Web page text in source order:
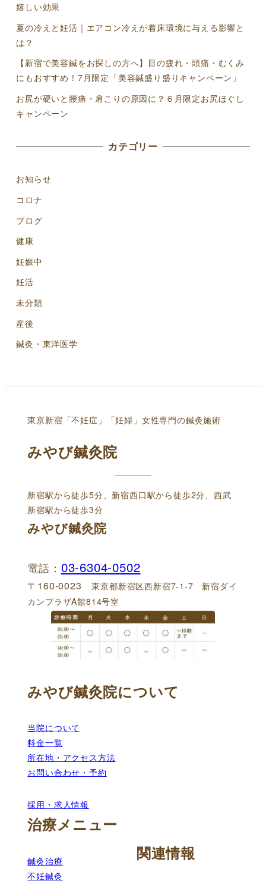
嬉しい効果
夏の冷えと妊活｜エアコン冷えが着床環境に与える影響と
は？
【新宿で美容鍼をお探しの方へ】目の疲れ・頭痛・むくみ
にもおすすめ！7月限定「美容鍼盛り盛りキャンペーン」
お尻が硬いと腰痛・肩こりの原因に？６月限定お尻ほぐし
キャンペーン
カテゴリー
お知らせ
コロナ
ブログ
健康
妊娠中
妊活
未分類
産後
鍼灸・東洋医学
東京新宿「不妊症」「妊婦」女性専門の鍼灸施術
みやび鍼灸院
新宿駅から徒歩5分、新宿西口駅から徒歩2分、西武
新宿駅から徒歩3分
みやび鍼灸院
電話： 03-6304-0502
〒160-0023東京都新宿区西新宿7-1-7 新宿ダイ
カンプラザA館814号室
みやび鍼灸院について
当院について
料金一覧
所在地・アクセス方法
お問い合わせ・予約
採用・求人情報
治療メニュー
鍼灸治療
不妊鍼灸
関連情報